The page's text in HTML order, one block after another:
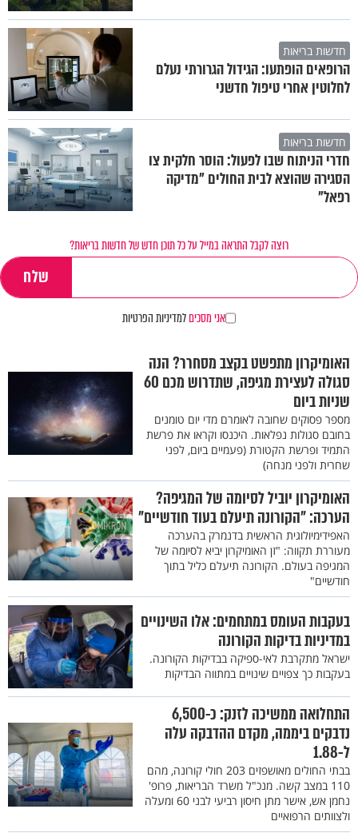
חדשות בריאות
הרופאים הופתעו: הגידול הגרורתי נעלם
לחלוטין אחרי טיפול חדשני
חדשות בריאות
חדרי הניתוח שבו לפעול: הוסר חלקית צו
הסגירה שהוצא לבית החולים "מדיקה
רפאל"
רוצה לקבל התראה במייל על כל תוכן חדש של חדשות בריאות?
אני מסכיםלמדיניות הפרטיות
האומיקרון מתפשט בקצב מסחרר? הנה
סגולה לעצירת מגיפה, שתדרוש מכם 60
שניות ביום
מספר פסוקים שחובה לאומרם מדי יום טומנים
בחובם סגולות נפלאות. היכנסו וקראו את פרשת
התמיד ופרשת הקטורת (פעמיים ביום, לפני
שחרית ולפני מנחה)
האומיקרון יוביל לסיומה של המגיפה?
הערכה: "הקורונה תיעלם בעוד חודשיים"
האפידימיולוגית הראשית בדנמרק בהערכה
מעוררת תקווה: "זן האומיקרון יביא לסיומה של
המגיפה בעולם. הקורונה תיעלם כליל בתוך
חודשיים"
בעקבות העומס במתחמים: אלו השינויים
במדיניות בדיקות הקורונה
ישראל מתקרבת לאי-ספיקה בבדיקות הקורונה.
בעקבות כך צפויים שינויים במתווה הבדיקות
התחלואה ממשיכה לזנק: כ-6,500
נדבקים ביממה, מקדם ההדבקה עלה
ל-1.88
בבתי החולים מאושפזים 203 חולי קורונה, מהם
110 במצב קשה. מנכ"ל משרד הבריאות, פרופ'
נחמן אש, אישר מתן חיסון רביעי לבני 60 ומעלה
ולצוותים הרפואיים